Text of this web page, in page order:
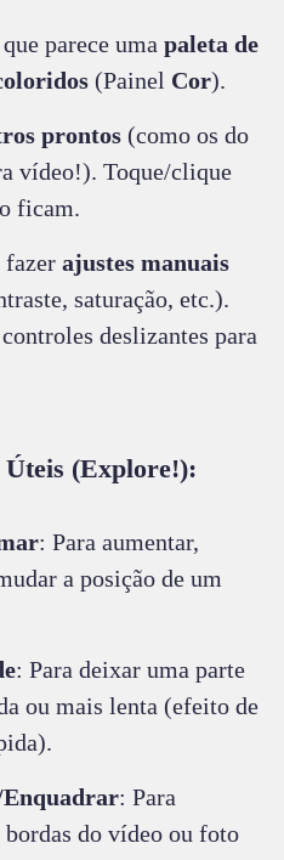
parece uma paleta de
(Painel Cor).
prontos (como os do
vídeo!). Toque/clique
ficam.
fazer ajustes manuais
saturação, etc.).
deslizantes para
(Explore!):
: Para aumentar,
a posição de um
: Para deixar uma parte
ou mais lenta (efeito de
: Para
do vídeo ou foto